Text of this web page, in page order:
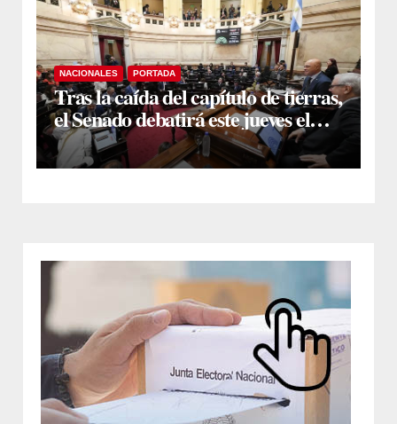
NACIONALES PORTADA
Tras la caída del capítulo de tierras,
el Senado debatirá este jueves el
proyecto sobre propiedad privada